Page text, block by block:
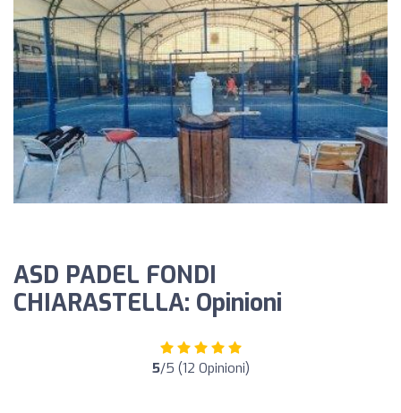
ASD PADEL FONDI
CHIARASTELLA: Opinioni
5/5 (12 Opinioni)